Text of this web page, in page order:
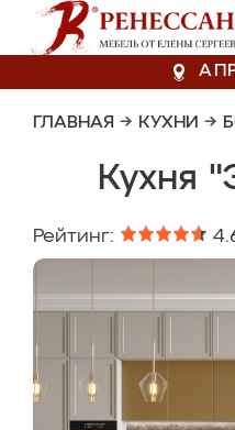
ГЛАВНАЯ → КУХНИ →
Кухня
Рейтинг: